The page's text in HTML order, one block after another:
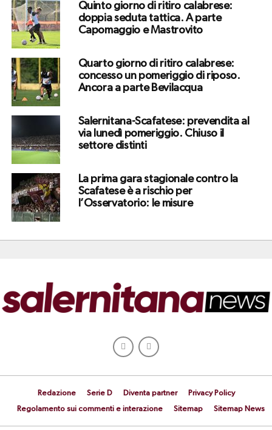
Quinto giorno di ritiro calabrese:
doppia seduta tattica. A parte
Capomaggio e Mastrovito
Quarto giorno di ritiro calabrese:
concesso un pomeriggio di riposo.
Ancora a parte Bevilacqua
Salernitana-Scafatese: prevendita al
via lunedì pomeriggio. Chiuso il
settore distinti
La prima gara stagionale contro la
Scafatese è a rischio per
l’Osservatorio: le misure
Redazione Serie D Diventa partner
Privacy Policy
Regolamento sui commenti e interazione
Sitemap Sitemap News